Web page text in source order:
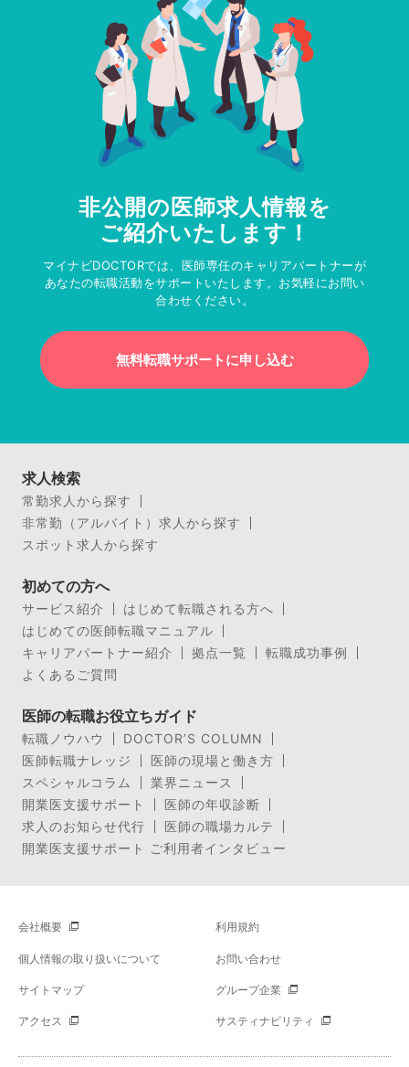
非公開の医師求人情報を
ご紹介いたします！
マイナビDOCTORでは、医師専任のキャリアパートナーが
あなたの転職活動をサポートいたします。お気軽にお問い
合わせください。
無料転職サポートに申し込む
求人検索
常勤求人から探す
非常勤（アルバイト）求人から探す
スポット求人から探す
初めての方へ
サービス紹介
はじめて転職される方へ
はじめての医師転職マニュアル
キャリアパートナー紹介
拠点一覧
転職成功事例
よくあるご質問
医師の転職お役立ちガイド
転職ノウハウ
DOCTOR’S COLUMN
医師転職ナレッジ
医師の現場と働き方
スペシャルコラム
業界ニュース
開業医支援サポート
医師の年収診断
求人のお知らせ代行
医師の職場カルテ
開業医支援サポート ご利用者インタビュー
会社概要 利用規約
個人情報の取り扱いについて お問い合わせ
サイトマップ グループ企業
アクセス サスティナビリティ